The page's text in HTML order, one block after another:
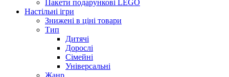
Пакети подарункові LEGO
Настільні ігри
Знижені в ціні товари
Тип
Дитячі
Дорослі
Сімейні
Універсальні
Жанр